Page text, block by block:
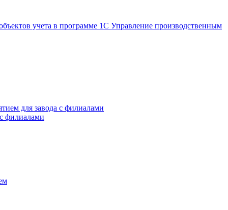
учета в программе 1С Управление производственным
для завода с филиалами
филиалами